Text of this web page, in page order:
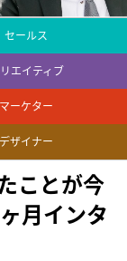
セールス
エイティブ
マーケター
デザイナー
ことが今
月インタ